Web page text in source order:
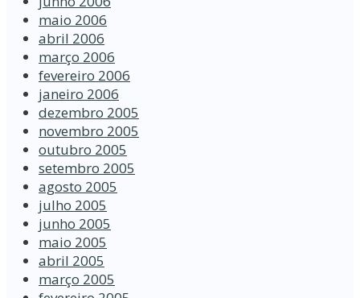
maio 2006
abril 2006
março 2006
fevereiro 2006
janeiro 2006
dezembro 2005
novembro 2005
outubro 2005
setembro 2005
agosto 2005
julho 2005
junho 2005
maio 2005
abril 2005
março 2005